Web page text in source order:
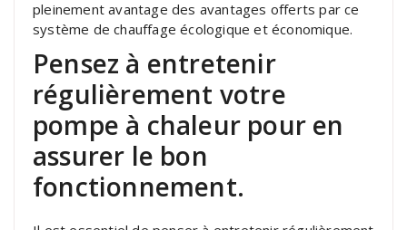
pleinement avantage des avantages offerts par ce
système de chauffage écologique et économique.
Pensez à entretenir
régulièrement votre
pompe à chaleur pour en
assurer le bon
fonctionnement.